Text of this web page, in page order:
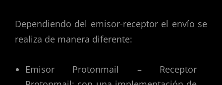
Dependiendo del emisor-receptor el envío se
realiza de manera diferente:
Emisor Protonmail – Receptor